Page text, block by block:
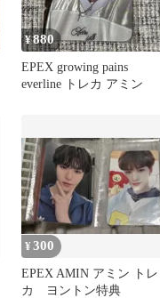
¥880
EPEX growing pains
everline トレカ アミン
¥300
EPEX AMIN アミン トレ
カ ヨントン特典